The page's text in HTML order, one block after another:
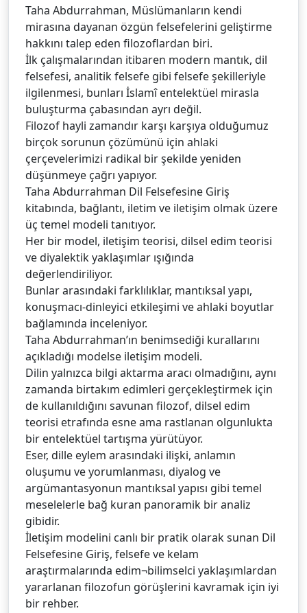
Taha Abdurrahman, Müslümanların kendi
mirasına dayanan özgün felsefelerini geliştirme
hakkını talep eden filozoflardan biri.
İlk çalışmalarından itibaren modern mantık, dil
felsefesi, analitik felsefe gibi felsefe şekilleriyle
ilgilenmesi, bunları İslamî entelektüel mirasla
buluşturma çabasından ayrı değil.
Filozof hayli zamandır karşı karşıya olduğumuz
birçok sorunun çözümünü için ahlaki
çerçevelerimizi radikal bir şekilde yeniden
düşünmeye çağrı yapıyor.
Taha Abdurrahman Dil Felsefesine Giriş
kitabında, bağlantı, iletim ve iletişim olmak üzere
üç temel modeli tanıtıyor.
Her bir model, iletişim teorisi, dilsel edim teorisi
ve diyalektik yaklaşımlar ışığında
değerlendiriliyor.
Bunlar arasındaki farklılıklar, mantıksal yapı,
konuşmacı-dinleyici etkileşimi ve ahlaki boyutlar
bağlamında inceleniyor.
Taha Abdurrahman’ın benimsediği kurallarını
açıkladığı modelse iletişim modeli.
Dilin yalnızca bilgi aktarma aracı olmadığını, aynı
zamanda birtakım edimleri gerçekleştirmek için
de kullanıldığını savunan filozof, dilsel edim
teorisi etrafında esne ama rastlanan olgunlukta
bir entelektüel tartışma yürütüyor.
Eser, dille eylem arasındaki ilişki, anlamın
oluşumu ve yorumlanması, diyalog ve
argümantasyonun mantıksal yapısı gibi temel
meselelerle bağ kuran panoramik bir analiz
gibidir.
İletişim modelini canlı bir pratik olarak sunan Dil
Felsefesine Giriş, felsefe ve kelam
araştırmalarında edim¬bilimselci yaklaşımlardan
yararlanan filozofun görüşlerini kavramak için iyi
bir rehber.